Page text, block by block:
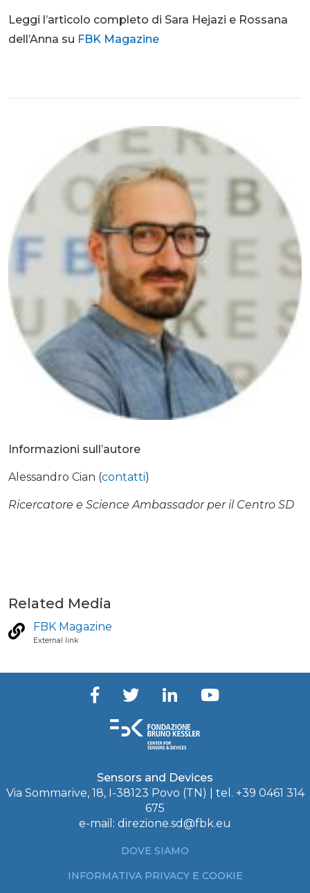
Leggi l’articolo completo di Sara Hejazi e Rossana
dell’Anna su FBK Magazine
Informazioni sull’autore
Alessandro Cian (contatti)
Ricercatore e Science Ambassador per il Centro SD
Related Media
FBK Magazine
External link
Sensors and Devices
Via Sommarive, 18, I-38123 Povo (TN) | tel. +39 0461 314
675
e-mail: direzione.sd@fbk.eu
DOVE SIAMO
INFORMATIVA PRIVACY E COOKIE